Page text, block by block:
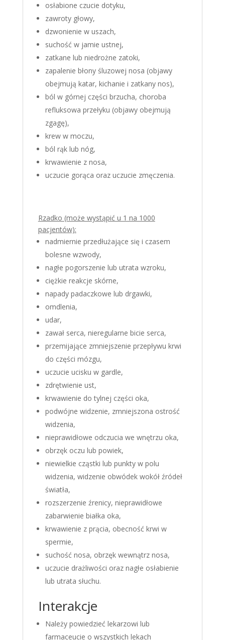
osłabione czucie dotyku,
zawroty głowy,
dzwonienie w uszach,
suchość w jamie ustnej,
zatkane lub niedrożne zatoki,
zapalenie błony śluzowej nosa (objawy
obejmują katar, kichanie i zatkany nos),
ból w górnej części brzucha, choroba
refluksowa przełyku (objawy obejmują
zgagę),
krew w moczu,
ból rąk lub nóg,
krwawienie z nosa,
uczucie gorąca oraz uczucie zmęczenia.
Rzadko (może wystąpić u 1 na 1000
pacjentów):
nadmiernie przedłużające się i czasem
bolesne wzwody,
nagłe pogorszenie lub utrata wzroku,
ciężkie reakcje skórne,
napady padaczkowe lub drgawki,
omdlenia,
udar,
zawał serca, nieregularne bicie serca,
przemijające zmniejszenie przepływu krwi
do części mózgu,
uczucie ucisku w gardle,
zdrętwienie ust,
krwawienie do tylnej części oka,
podwójne widzenie, zmniejszona ostrość
widzenia,
nieprawidłowe odczucia we wnętrzu oka,
obrzęk oczu lub powiek,
niewielkie cząstki lub punkty w polu
widzenia, widzenie obwódek wokół źródeł
światła,
rozszerzenie źrenicy, nieprawidłowe
zabarwienie białka oka,
krwawienie z prącia, obecność krwi w
spermie,
suchość nosa, obrzęk wewnątrz nosa,
uczucie drażliwości oraz nagłe osłabienie
lub utrata słuchu.
Interakcje
Należy powiedzieć lekarzowi lub
farmaceucie o wszystkich lekach